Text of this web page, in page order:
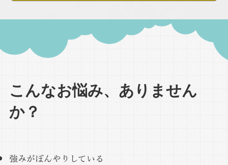
​こんなお悩み、ありません
か？
強みがぼんやりしている​​​